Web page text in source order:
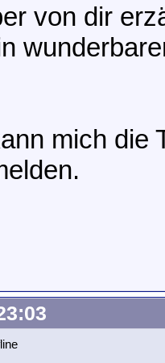
von dir
mich die